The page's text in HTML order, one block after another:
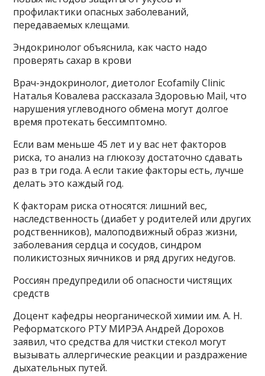
профилактики опасных заболеваний,
передаваемых клещами.
Эндокринолог объяснила, как часто надо
проверять сахар в крови
Врач-эндокринолог, диетолог Ecofamily Clinic
Наталья Ковалева рассказала Здоровью Mail, что
нарушения углеводного обмена могут долгое
время протекать бессимптомно.
Если вам меньше 45 лет и у вас нет факторов
риска, то анализ на глюкозу достаточно сдавать
раз в три года. А если такие факторы есть, лучше
делать это каждый год.
К факторам риска относятся: лишний вес,
наследственность (диабет у родителей или других
родственников), малоподвижный образ жизни,
заболевания сердца и сосудов, синдром
поликистозных яичников и ряд других недугов.
Россиян предупредили об опасности чистящих
средств
Доцент кафедры неорганической химии им. А. Н.
Реформатского РТУ МИРЭА Андрей Дорохов
заявил, что средства для чистки стекол могут
вызывать аллергические реакции и раздражение
дыхательных путей.